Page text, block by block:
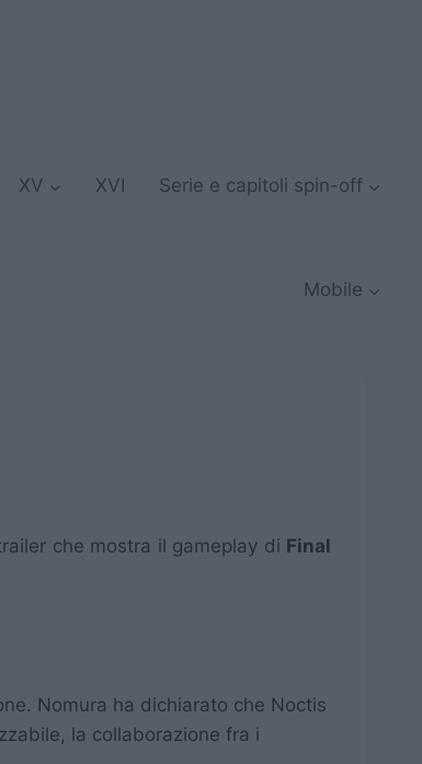
XV XVI Serie e capitoli spin-off
Mobile
che mostra il gameplay di Final
Nomura ha dichiarato che Noctis
la collaborazione fra i